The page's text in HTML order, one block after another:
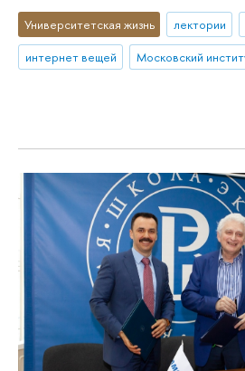
Университетская жизнь лектории
интернет вещей